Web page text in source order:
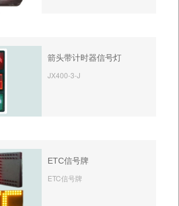
箭头带计时器信号灯
JX400-3-J
ETC信号牌
ETC信号牌